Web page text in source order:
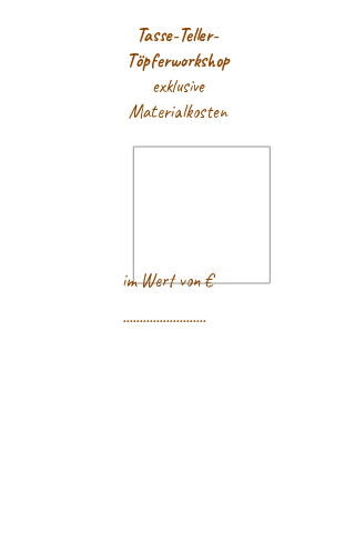
Tasse-Teller-
Töpferworkshop
exklusive
Materialkosten
im Wert von €
.........................